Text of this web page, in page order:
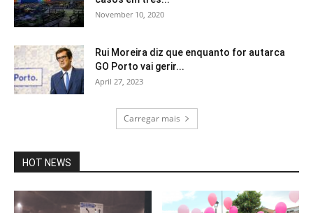
November 10, 2020
Rui Moreira diz que enquanto for autarca
GO Porto vai gerir...
April 27, 2023
Carregar mais
HOT NEWS